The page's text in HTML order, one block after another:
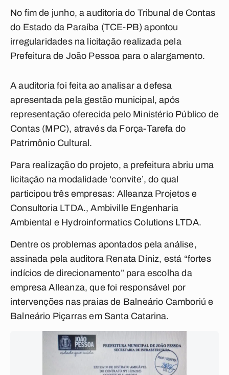
No fim de junho, a auditoria do Tribunal de Contas
do Estado da Paraíba (TCE-PB) apontou
irregularidades na licitação realizada pela
Prefeitura de João Pessoa para o alargamento.
A auditoria foi feita ao analisar a defesa
apresentada pela gestão municipal, após
representação oferecida pelo Ministério Público de
Contas (MPC), através da Força-Tarefa do
Patrimônio Cultural.
Para realização do projeto, a prefeitura abriu uma
licitação na modalidade ‘convite’, do qual
participou três empresas: Alleanza Projetos e
Consultoria LTDA., Ambiville Engenharia
Ambiental e Hydroinformatics Colutions LTDA.
Dentre os problemas apontados pela análise,
assinada pela auditora Renata Diniz, está “fortes
indícios de direcionamento” para escolha da
empresa Alleanza, que foi responsável por
intervenções nas praias de Balneário Camboriú e
Balneário Piçarras em Santa Catarina.